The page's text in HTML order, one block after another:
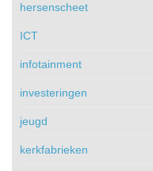
hersenscheet
ICT
infotainment
investeringen
jeugd
kerkfabrieken